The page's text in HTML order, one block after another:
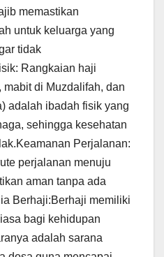
memastikan
untuk keluarga yang
tidak
Rangkaian haji
mabit di Muzdalifah, dan
adalah ibadah fisik yang
sehingga kesehatan
Perjalanan:
perjalanan menuju
aman tanpa ada
Berhaji:Berhaji memiliki
bagi kehidupan
adalah sarana